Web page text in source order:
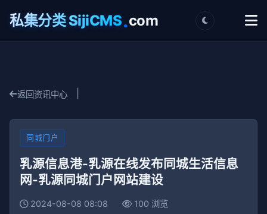
私集分类 SijiCMS.com
返回资讯中心
同城门户
乳源信息港-乳源在线发布同城生活信息
网-乳源同城门户网站建设
2024-08-08 08:08 100 浏览